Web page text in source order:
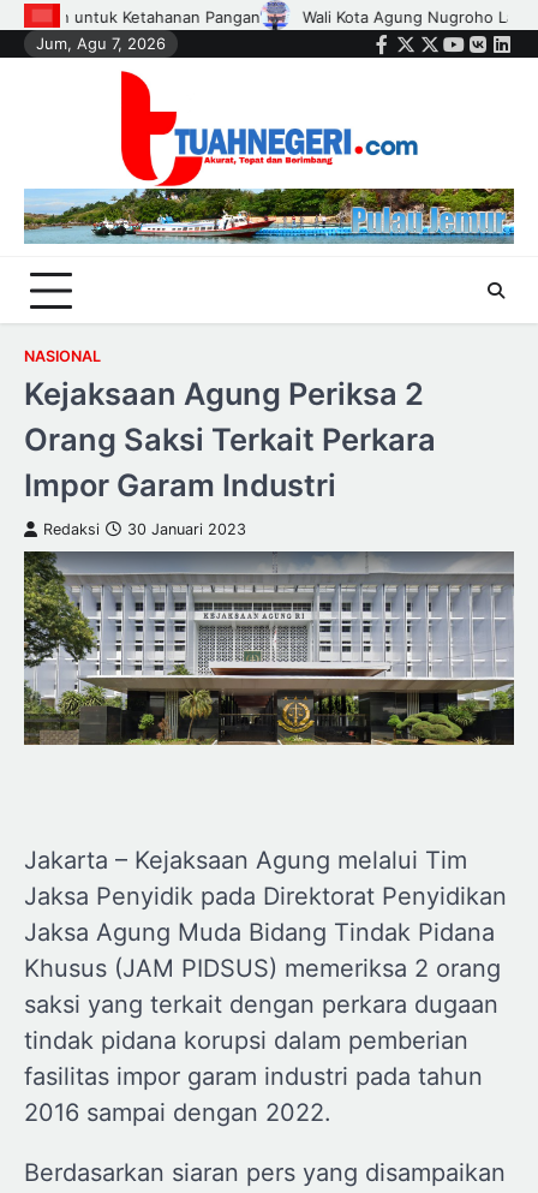
Skip
to
Lantik Hampir Seribu Ketua RT, RW, dan Pengurus Dasa
Jum, Agu 7, 2026
Facebook
Twitter
Instagram
Youtube
VK
NASIONAL
Kejaksaan Agung Periksa 2
Orang Saksi Terkait Perkara
Impor Garam Industri
Redaksi 30 Januari 2023
Jakarta – Kejaksaan Agung melalui Tim
Jaksa Penyidik pada Direktorat Penyidikan
Jaksa Agung Muda Bidang Tindak Pidana
Khusus (JAM PIDSUS) memeriksa 2 orang
saksi yang terkait dengan perkara dugaan
tindak pidana korupsi dalam pemberian
fasilitas impor garam industri pada tahun
2016 sampai dengan 2022.
Berdasarkan siaran pers yang disampaikan